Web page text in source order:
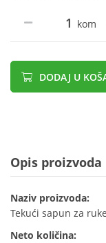
kom
DODAJ U
Opis proizvoda
Naziv proizvoda:
Tekući sapun za
Neto količina: